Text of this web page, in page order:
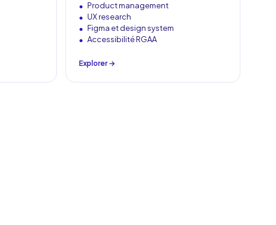
Product management
UX research
Figma et design system
Accessibilité RGAA
Explorer →